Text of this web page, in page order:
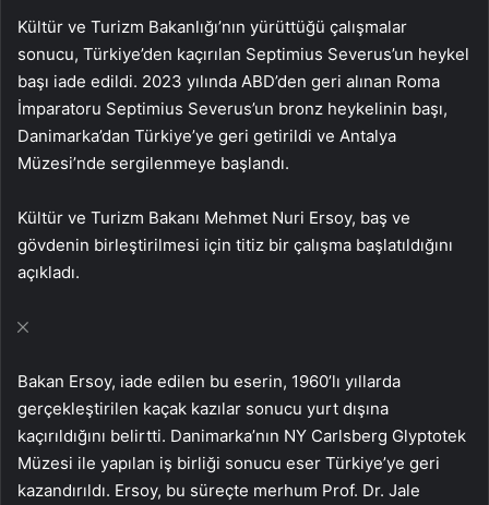
Kültür ve Turizm Bakanlığı’nın yürüttüğü çalışmalar
sonucu, Türkiye’den kaçırılan Septimius Severus’un heykel
başı iade edildi. 2023 yılında ABD’den geri alınan Roma
İmparatoru Septimius Severus’un bronz heykelinin başı,
Danimarka’dan Türkiye’ye geri getirildi ve Antalya
Müzesi’nde sergilenmeye başlandı.
Kültür ve Turizm Bakanı Mehmet Nuri Ersoy, baş ve
gövdenin birleştirilmesi için titiz bir çalışma başlatıldığını
açıkladı.
Bakan Ersoy, iade edilen bu eserin, 1960’lı yıllarda
gerçekleştirilen kaçak kazılar sonucu yurt dışına
kaçırıldığını belirtti. Danimarka’nın NY Carlsberg Glyptotek
Müzesi ile yapılan iş birliği sonucu eser Türkiye’ye geri
kazandırıldı. Ersoy, bu süreçte merhum Prof. Dr. Jale